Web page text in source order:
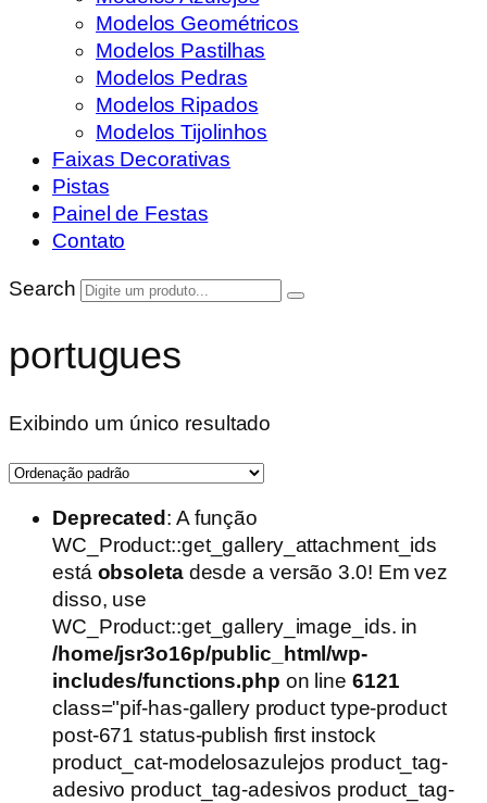
Modelos Geométricos
Modelos Pastilhas
Modelos Pedras
Modelos Ripados
Modelos Tijolinhos
Faixas Decorativas
Pistas
Painel de Festas
Contato
Search
portugues
Exibindo um único resultado
Deprecated : A função
WC_Product::get_gallery_attachment_ids
está obsoletadesde a versão 3.0! Em vez
disso, use
WC_Product::get_gallery_image_ids. in
/home/jsr3o16p/public_html/wp-
includes/functions.php on line 6121
class="pif-has-gallery product type-product
post-671 status-publish first instock
product_cat-modelosazulejos product_tag-
adesivo product_tag-adesivos product_tag-